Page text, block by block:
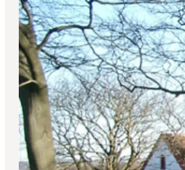
Veranstaltungen
Für Kinder